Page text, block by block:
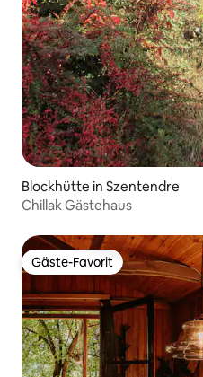
Blockhütte in Szentendre
Chillak Gästehaus
Gäste-Favorit
Gäste-Favorit